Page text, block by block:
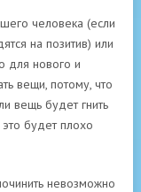
человека (если
на позитив) или
для нового и
вещи, потому, что
вещь будет гнить
будет плохо
невозможно